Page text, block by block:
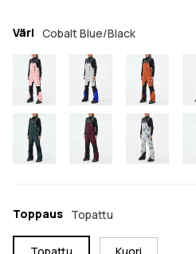
Väri Cobalt Blue/Black
Toppaus Topattu